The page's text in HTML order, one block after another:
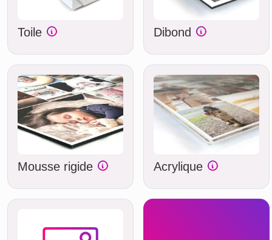
Toile Dibond
Mousse rigide Acrylique